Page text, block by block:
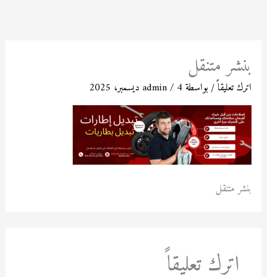
بنشر متنقل
اترك تعليقاً/ بواسطة admin/ 4 ديسمبر، 2025
بنشر متنقل
اترك تعليقاً